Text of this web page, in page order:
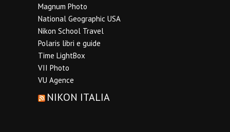
Magnum Photo
National Geographic USA
Nikon School Travel
Polaris libri e guide
Time LightBox
VII Photo
VU Agence
NIKON ITALIA